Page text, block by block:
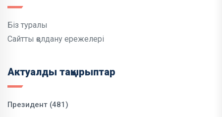
Біз туралы
Сайтты қолдану ережелері
Актуалды тақырыптар
Президент (481)